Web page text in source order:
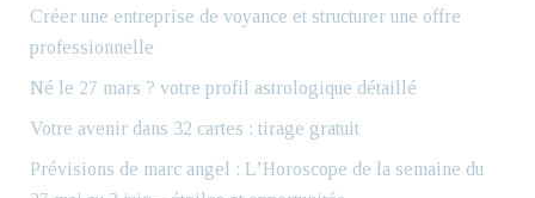
Créer une entreprise de voyance et structurer une offre
professionnelle
Né le 27 mars ? votre profil astrologique détaillé
Votre avenir dans 32 cartes : tirage gratuit
Prévisions de marc angel : L’Horoscope de la semaine du